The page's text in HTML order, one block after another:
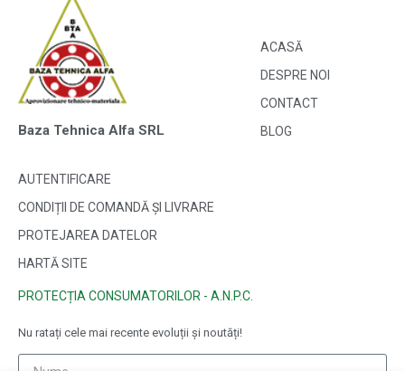
Baza Tehnica Alfa SRL
ACASĂ
DESPRE NOI
CONTACT
BLOG
AUTENTIFICARE
CONDIȚII DE COMANDĂ ȘI LIVRARE
PROTEJAREA DATELOR
HARTĂ SITE
PROTECȚIA CONSUMATORILOR - A.N.P.C.
Nu ratați cele mai recente evoluții și noutăți!